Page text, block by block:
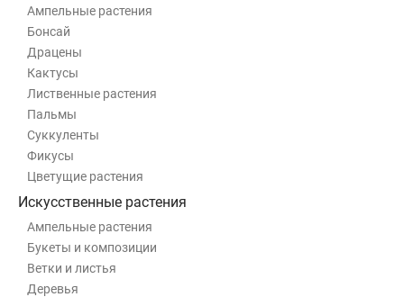
Ампельные растения
Бонсай
Драцены
Кактусы
Лиственные растения
Пальмы
Суккуленты
Фикусы
Цветущие растения
Искусственные растения
Ампельные растения
Букеты и композиции
Ветки и листья
Деревья